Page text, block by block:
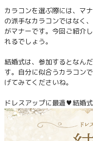
カラコンを選ぶ際には、マ
の派手なカラコンではなく
がマナーです。今回ご紹介
れるでしょう。
結婚式は、参加するとなん
す。自分に似合うカラコン
げてみてくださいね。
ドレスアップに最適♥結婚